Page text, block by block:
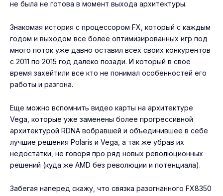
не была не готова в момент выхода архитектуры.
Знакомая история с процессором FX, который с каждым
годом и выходом все более оптимизированных игр под
много поток уже давно оставил всех своих конкурентов
с 2011 по 2015 год далеко позади. И который в свое
время захейтили все кто не понимал особенностей его
работы и разгона.
Еще можно вспомнить видео карты на архитектуре
Vega, которые уже заменены более прогрессивной
архитектурой RDNA вобравшей и объединившее в себе
лучшие решения Polaris и Vega, а так же убрав их
недостатки, не говоря про ряд новых революционных
решений (куда же AMD без революции и потенциала).
Забегая наперед скажу, что связка разогнанного FX8350